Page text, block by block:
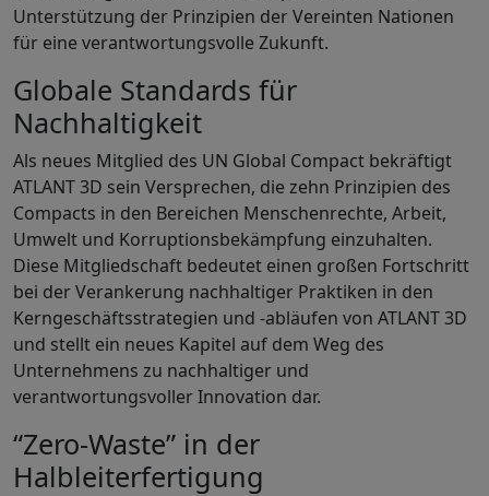
Unterstützung der Prinzipien der Vereinten Nationen
für eine verantwortungsvolle Zukunft.
Globale Standards für
Nachhaltigkeit
Als neues Mitglied des UN Global Compact bekräftigt
ATLANT 3D sein Versprechen, die zehn Prinzipien des
Compacts in den Bereichen Menschenrechte, Arbeit,
Umwelt und Korruptionsbekämpfung einzuhalten.
Diese Mitgliedschaft bedeutet einen großen Fortschritt
bei der Verankerung nachhaltiger Praktiken in den
Kerngeschäftsstrategien und -abläufen von ATLANT 3D
und stellt ein neues Kapitel auf dem Weg des
Unternehmens zu nachhaltiger und
verantwortungsvoller Innovation dar.
“Zero-Waste” in der
Halbleiterfertigung